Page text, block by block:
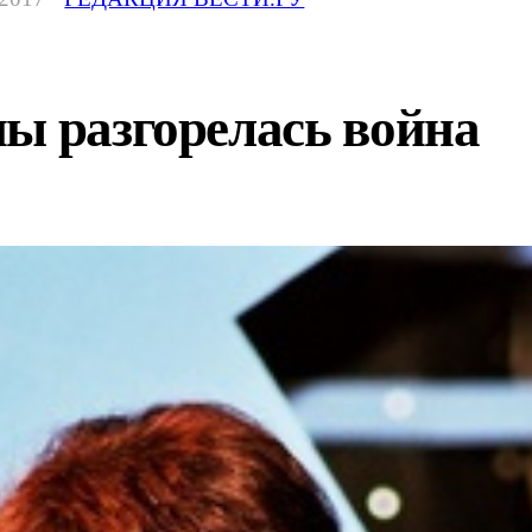
разгорелась война